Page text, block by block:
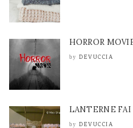
HORROR
by DEVUCCIA
LANTERNE FAI
by DEVUCCIA